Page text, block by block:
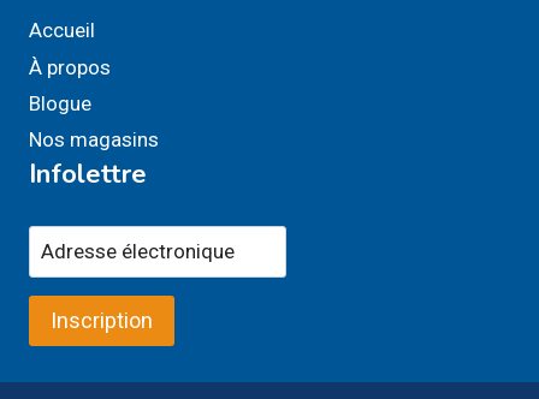
Accueil
À propos
Blogue
Nos magasins
Infolettre
Inscription